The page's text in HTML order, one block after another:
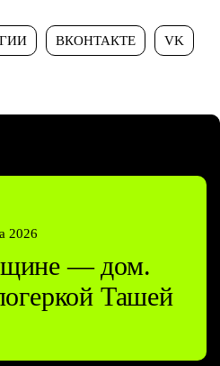
ВКОНТАКТЕ VK
2026
— дом.
Ташей